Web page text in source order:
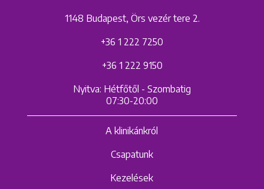
1148 Budapest, Örs vezér tere 2.
+36 1 222 7250
+36 1 222 9150
Nyitva: Hétfőtől - Szombatig
07:30-20:00
A klinikánkról
Csapatunk
Kezelések